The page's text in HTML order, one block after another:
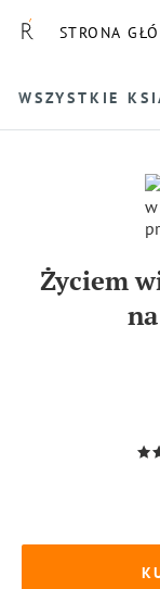
STRONA
WSZYSTKIE
Życiem